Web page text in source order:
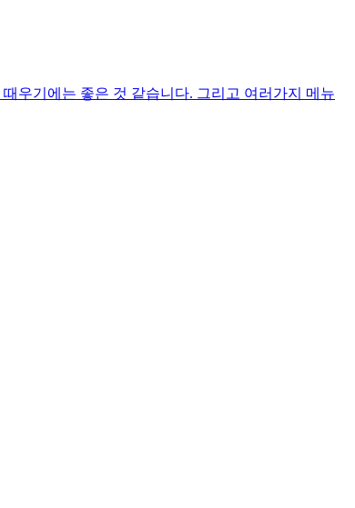
우기에는 좋은 것 같습니다. 그리고 여러가지 메뉴